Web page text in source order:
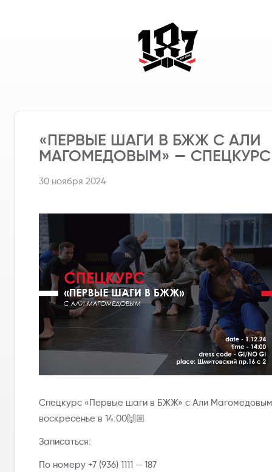
«ПЕРВЫЕ ШАГИ В БЖЖ С АЛИ
МАГОМЕДОВЫМ» — СПЕЦКУРС
30 ноября 2024
Спецкурс «Первые шаги в БЖЖ» с Али
воскресенье в 14:00🙌🏼
Записаться:
По номеру +7 (936) 1111 — 187